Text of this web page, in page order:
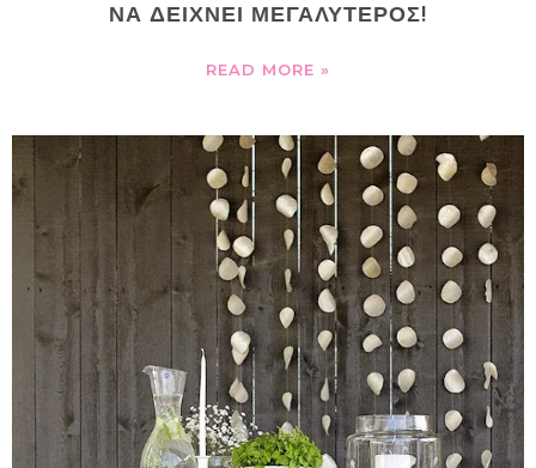
ΝΑ ΔΕΙΧΝΕΙ ΜΕΓΑΛΥΤΕΡΟΣ!
READ MORE »